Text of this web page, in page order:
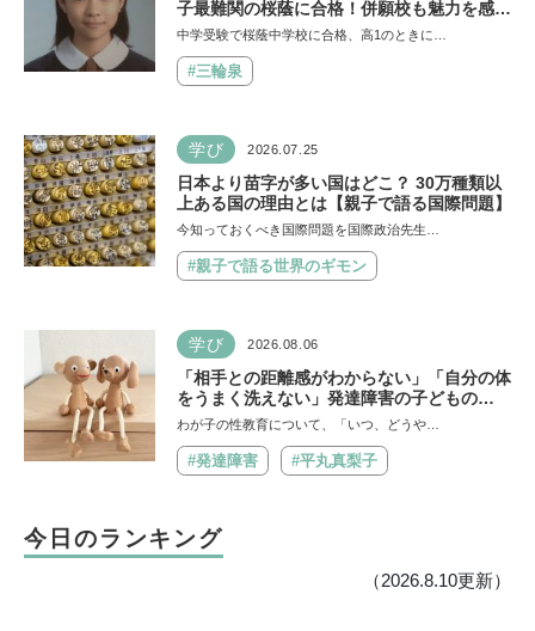
子最難関の桜蔭に合格！併願校も魅力を感じ
た渋渋に。母親の声かけは「睡眠が何より大
中学受験で桜蔭中学校に合格、高1のときに…
#三輪泉
学び 2026.07.25
日本より苗字が多い国はどこ？ 30万種類以
上ある国の理由とは【親子で語る国際問題】
今知っておくべき国際問題を国際政治先生…
#親子で語る世界のギモン
学び 2026.08.06
「相手との距離感がわからない」「自分の体
をうまく洗えない」発達障害の子どもの
「性」に関する困りごと・性教育のポイント
聞いた】
わが子の性教育について、「いつ、どうや…
#発達障害 #平丸真梨子
今日のランキング
（2026.8.10更新）